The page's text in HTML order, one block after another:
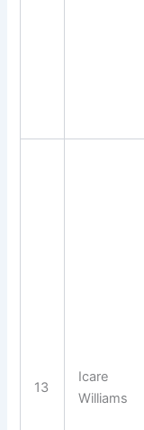
13
Icare
Williams